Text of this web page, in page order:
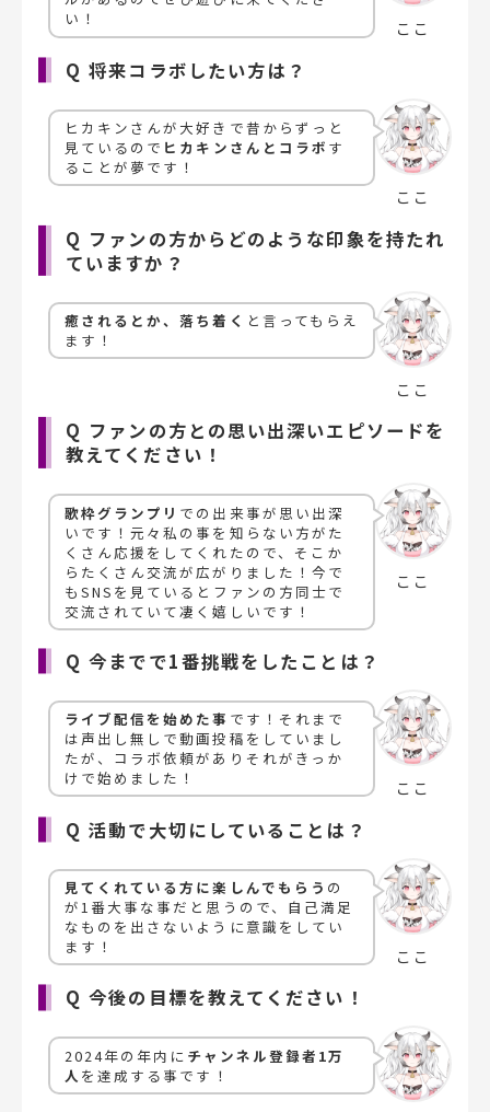
い！
ここ
Q 将来コラボしたい方は？
ヒカキンさんが大好きで昔からずっと
見ているので ヒカキンさんとコラボ す
ることが夢です！
ここ
Q ファンの方からどのような印象を持たれ
ていますか？
癒されるとか、落ち着く と言ってもらえ
ます！
ここ
Q ファンの方との思い出深いエピソードを
教えてください！
歌枠グランプリ での出来事が思い出深
いです！元々私の事を知らない方がた
くさん応援をしてくれたので、そこか
らたくさん交流が広がりました！今で
もSNSを見ているとファンの方同士で
交流されていて凄く嬉しいです！
ここ
Q 今までで1番挑戦をしたことは？
ライブ配信を始めた事 です！それまで
は声出し無しで動画投稿をしていまし
たが、コラボ依頼がありそれがきっか
けで始めました！
ここ
Q 活動で大切にしていることは？
見てくれている方に楽しんでもらう の
が1番大事な事だと思うので、自己満足
なものを出さないように意識をしてい
ます！
ここ
Q 今後の目標を教えてください！
2024年の年内に チャンネル登録者1万
人 を達成する事です！